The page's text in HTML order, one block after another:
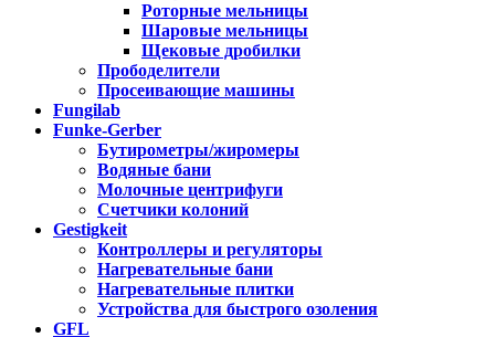
Роторные мельницы
Шаровые мельницы
Щековые дробилки
Прободелители
Просеивающие машины
Fungilab
Funke-Gerber
Бутирометры/жиромеры
Водяные бани
Молочные центрифуги
Счетчики колоний
Gestigkeit
Контроллеры и регуляторы
Нагревательные бани
Нагревательные плитки
Устройства для быстрого озоления
GFL